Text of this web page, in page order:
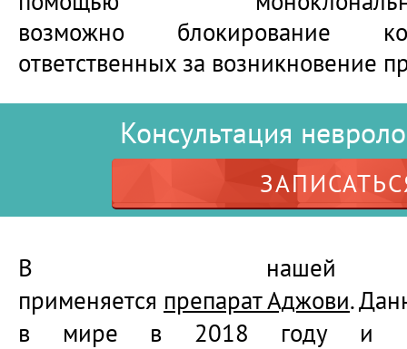
возможно блокирование
ответственных за возникновение
Консультация
В нашей
применяется препарат Аджови.
в мире в 2018 году и по